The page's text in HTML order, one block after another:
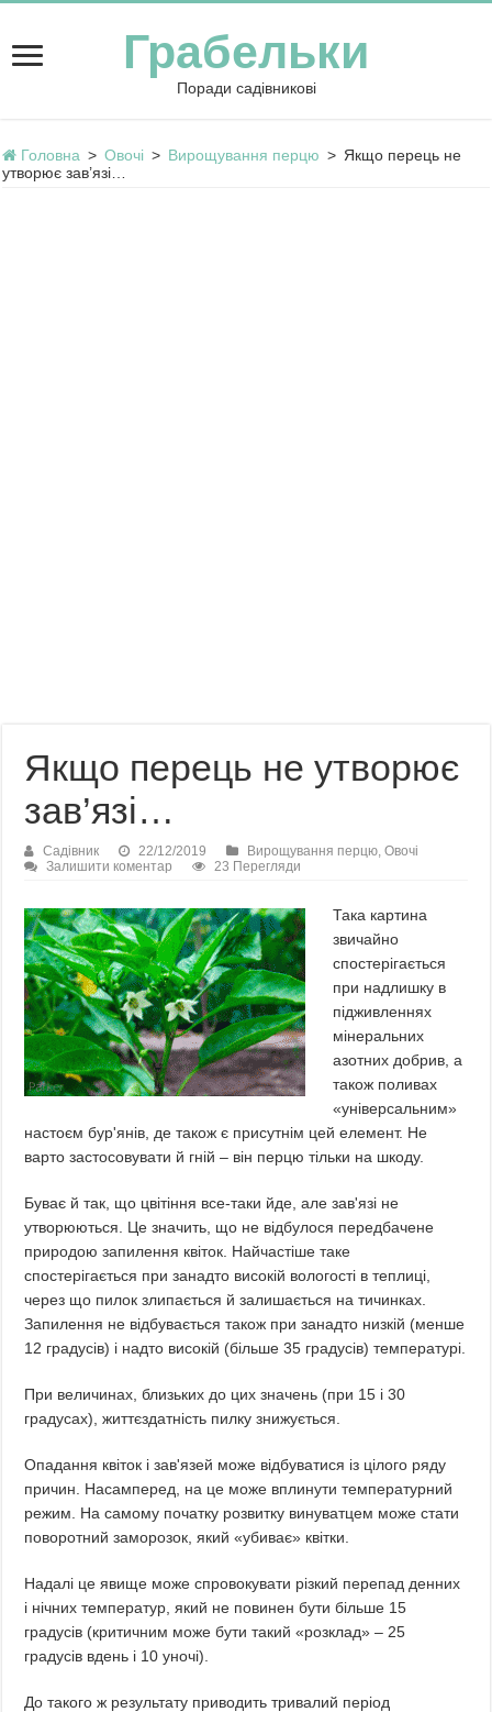
Грабельки
Поради садівникові
Головна > Овочі > Вирощування перцю > Якщо перець не
утворює зав’язі…
Якщо перець не утворює
зав’язі…
Садівник 22/12/2019 Вирощування перцю,Овочі
Залишити коментар
23 Перегляди
Така картина
звичайно
спостерігається
при надлишку в
підживленнях
мінеральних
азотних добрив, а
також поливах
«універсальним»
настоєм бур'янів, де також є присутнім цей елемент. Не
варто застосовувати й гній – він перцю тільки на шкоду.
Буває й так, що цвітіння все-таки йде, але зав'язі не
утворюються. Це значить, що не відбулося передбачене
природою запилення квіток. Найчастіше таке
спостерігається при занадто високій вологості в теплиці,
через що пилок злипається й залишається на тичинках.
Запилення не відбувається також при занадто низкій (менше
12 градусів) і надто високій (більше 35 градусів) температурі.
При величинах, близьких до цих значень (при 15 і 30
градусах), життєздатність пилку знижується.
Опадання квіток і зав'язей може відбуватися із цілого ряду
причин. Насамперед, на це може вплинути температурний
режим. На самому початку розвитку винуватцем може стати
поворотний заморозок, який «убиває» квітки.
Надалі це явище може спровокувати різкий перепад денних
і нічних температур, який не повинен бути більше 15
градусів (критичним може бути такий «розклад» – 25
градусів вдень і 10 уночі).
До такого ж результату приводить тривалий період